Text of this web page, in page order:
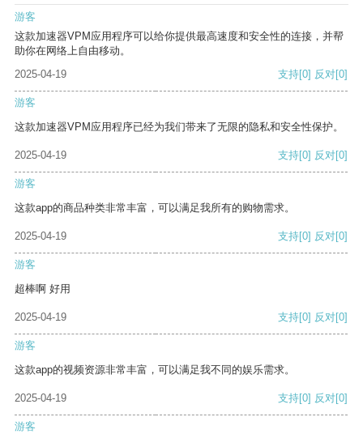
游客
这款加速器VPM应用程序可以给你提供最高速度和安全性的连接，并帮
助你在网络上自由移动。
2025-04-19
支持[0] 反对[0]
游客
这款加速器VPM应用程序已经为我们带来了无限的隐私和安全性保护。
2025-04-19 支持[0] 反对[0]
游客
这款app的商品种类非常丰富，可以满足我所有的购物需求。
2025-04-19 支持[0] 反对[0]
游客
超棒啊 好用
2025-04-19 支持[0] 反对[0]
游客
这款app的视频资源非常丰富，可以满足我不同的娱乐需求。
2025-04-19 支持[0] 反对[0]
游客